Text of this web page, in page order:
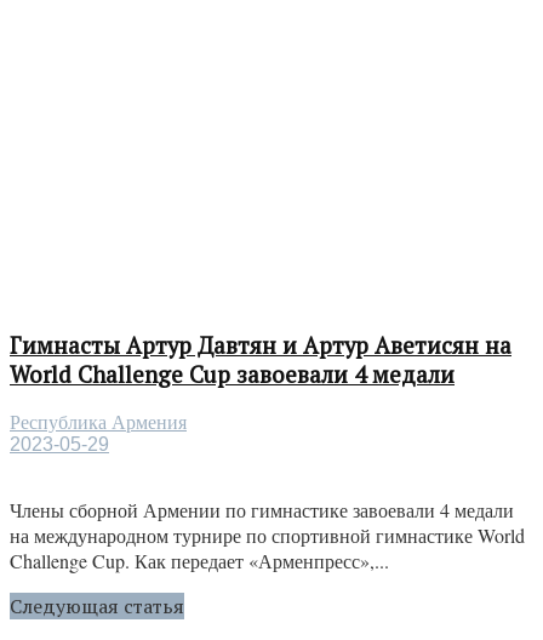
Гимнасты Артур Давтян и Артур Аветисян на
World Challenge Cup завоевали 4 медали
Республика Армения
2023-05-29
Члены сборной Армении по гимнастике завоевали 4 медали
на международном турнире по спортивной гимнастике World
Challenge Cup. Как передает «Арменпресс»,...
Следующая статья